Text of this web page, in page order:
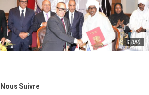
© (DR)
Nous Suivre